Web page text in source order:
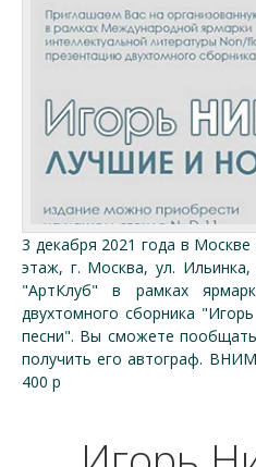
3 декабря 2021 года в
этаж, г. Москва, ул.
"АртКлуб" в рамках
двухтомного сборника
песни". Вы сможете
получить его автограф.
400 р